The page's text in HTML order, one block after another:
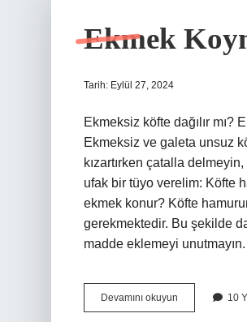
Ekmek
Tarih: Eylül 27, 2024
Ekmeksiz köfte dağılır mı?
Ekmeksiz ve galeta unsuz
kızartırken çatalla
ufak bir tüyo verelim: Köfte
ekmek konur? Köfte
gerekmektedir. Bu şekilde
madde eklemeyi
Devamını okuyun
Koymadan
10